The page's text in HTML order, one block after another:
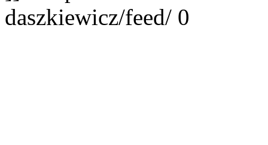
daszkiewicz/feed/ 0